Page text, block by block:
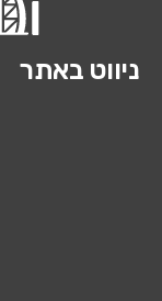
ניווט באתר